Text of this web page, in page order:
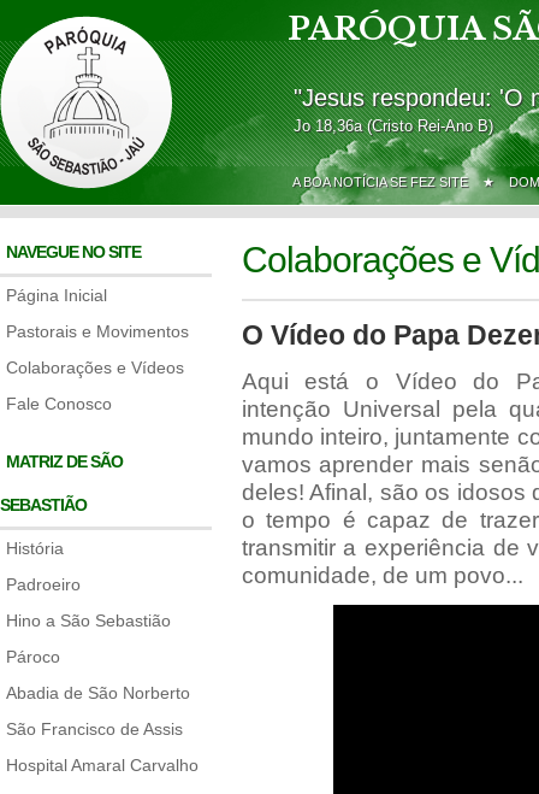
PARÓQUIA
"Jesus respondeu: 'O
Jo 18,36a (Cristo Rei-Ano B)
A BOA NOTÍCIA SE FEZ SITE ★
NAVEGUE NO SITE
Página Inicial
Pastorais e Movimentos
Colaborações e Vídeos
Fale Conosco
MATRIZ DE SÃO
SEBASTIÃO
História
Padroeiro
Hino a São Sebastião
Pároco
Abadia de São Norberto
São Francisco de Assis
Hospital Amaral Carvalho
Colaborações e
O Vídeo do Papa
Aqui está o Vídeo do
intenção Universal pela
mundo inteiro, juntamente
vamos aprender mais
deles! Afinal, são os idosos
o tempo é capaz de
transmitir a experiência de
comunidade, de um povo...